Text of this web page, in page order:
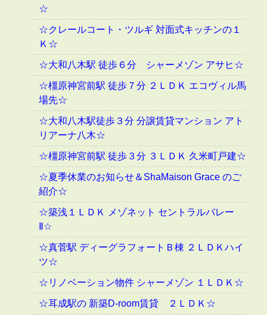
☆
☆クレールコート・ツルギ 対面式キッチンの１
Ｋ☆
☆大和八木駅 徒歩６分 シャーメゾン アサヒ☆
☆橿原神宮前駅 徒歩７分 ２ＬＤＫ エコヴィル馬
場先☆
☆大和八木駅徒歩３分 分譲賃貸マンション アト
リアーナ八木☆
☆橿原神宮前駅 徒歩３分 ３ＬＤＫ 久米町戸建☆
☆夏季休業のお知らせ＆ShaMaison Grace のご
紹介☆
☆築浅１ＬＤＫ メゾネット セントラルバレー
Ⅱ☆
☆真菅駅 ディーグラフォートＢ棟 ２ＬＤＫハイ
ツ☆
☆リノベーション物件 シャーメゾン １ＬＤＫ☆
☆耳成駅の 新築D-room賃貸 ２ＬＤＫ☆